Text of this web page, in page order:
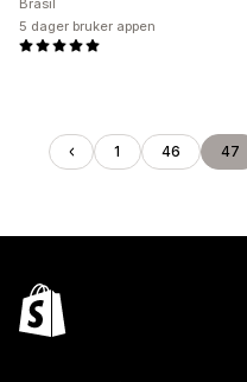
Brasil
5 dager bruker appen
1 46 47